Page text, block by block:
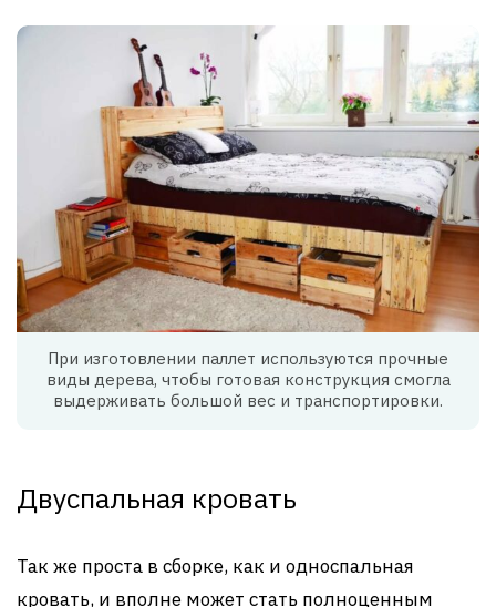
При изготовлении паллет используются прочные
виды дерева, чтобы готовая конструкция смогла
выдерживать большой вес и транспортировки.
Двуспальная кровать
Так же проста в сборке, как и односпальная
кровать, и вполне может стать полноценным